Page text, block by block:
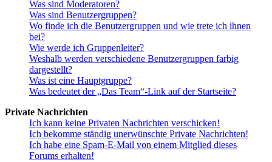
Was sind Moderatoren?
Was sind Benutzergruppen?
Wo finde ich die Benutzergruppen und wie trete ich ihnen
bei?
Wie werde ich Gruppenleiter?
Weshalb werden verschiedene Benutzergruppen farbig
dargestellt?
Was ist eine Hauptgruppe?
Was bedeutet der „Das Team“-Link auf der Startseite?
Private Nachrichten
Ich kann keine Privaten Nachrichten verschicken!
Ich bekomme ständig unerwünschte Private Nachrichten!
Ich habe eine Spam-E-Mail von einem Mitglied dieses
Forums erhalten!